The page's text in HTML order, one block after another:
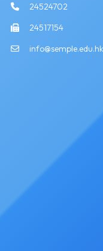
24524702
24517154
info@semple.edu.hk